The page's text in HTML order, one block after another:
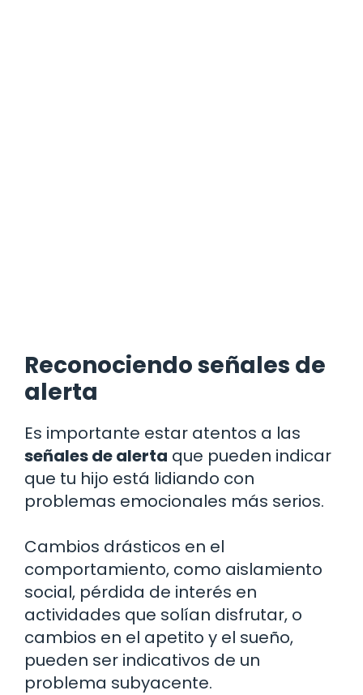
Reconociendo señales de
alerta
Es importante estar atentos a las
señales de alerta que pueden indicar
que tu hijo está lidiando con
problemas emocionales más serios.
Cambios drásticos en el
comportamiento, como aislamiento
social, pérdida de interés en
actividades que solían disfrutar, o
cambios en el apetito y el sueño,
pueden ser indicativos de un
problema subyacente.